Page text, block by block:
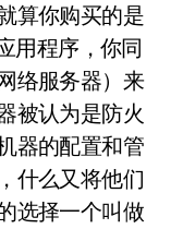
算你购买的是
用程序，你同
络服务器）来
被认为是防火
器的配置和管
什么又将他们
选择一个叫做